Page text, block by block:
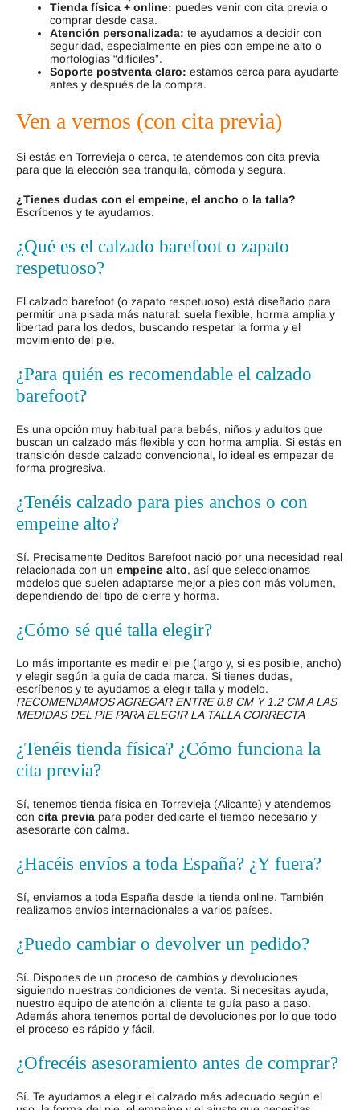
Tienda física + online: puedes venir con cita previa o
comprar desde casa.
Atención personalizada: te ayudamos a decidir con
seguridad, especialmente en pies con empeine alto o
morfologías “difíciles”.
Soporte postventa claro: estamos cerca para ayudarte
antes y después de la compra.
Ven a vernos (con cita previa)
Si estás en Torrevieja o cerca, te atendemos con cita previa
para que la elección sea tranquila, cómoda y segura.
¿Tienes dudas con el empeine, el ancho o la talla?
Escríbenos y te ayudamos.
¿Qué es el calzado barefoot o zapato
respetuoso?
El calzado barefoot (o zapato respetuoso) está diseñado para
permitir una pisada más natural: suela flexible, horma amplia y
libertad para los dedos, buscando respetar la forma y el
movimiento del pie.
¿Para quién es recomendable el calzado
barefoot?
Es una opción muy habitual para bebés, niños y adultos que
buscan un calzado más flexible y con horma amplia. Si estás en
transición desde calzado convencional, lo ideal es empezar de
forma progresiva.
¿Tenéis calzado para pies anchos o con
empeine alto?
Sí. Precisamente Deditos Barefoot nació por una necesidad real
relacionada con un empeine alto, así que seleccionamos
modelos que suelen adaptarse mejor a pies con más volumen,
dependiendo del tipo de cierre y horma.
¿Cómo sé qué talla elegir?
Lo más importante es medir el pie (largo y, si es posible, ancho)
y elegir según la guía de cada marca. Si tienes dudas,
escríbenos y te ayudamos a elegir talla y modelo.
RECOMENDAMOS AGREGAR ENTRE 0.8 CM Y 1.2 CM A LAS
MEDIDAS DEL PIE PARA ELEGIR LA TALLA CORRECTA
¿Tenéis tienda física? ¿Cómo funciona la
cita previa?
Sí, tenemos tienda física en Torrevieja (Alicante) y atendemos
con cita previa para poder dedicarte el tiempo necesario y
asesorarte con calma.
¿Hacéis envíos a toda España? ¿Y fuera?
Sí, enviamos a toda España desde la tienda online. También
realizamos envíos internacionales a varios países.
¿Puedo cambiar o devolver un pedido?
Sí. Dispones de un proceso de cambios y devoluciones
siguiendo nuestras condiciones de venta. Si necesitas ayuda,
nuestro equipo de atención al cliente te guía paso a paso.
Además ahora tenemos portal de devoluciones por lo que todo
el proceso es rápido y fácil.
¿Ofrecéis asesoramiento antes de comprar?
Sí. Te ayudamos a elegir el calzado más adecuado según el